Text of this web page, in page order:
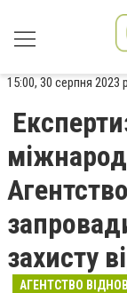
15:00, 30 серпня 2023 р.
захисту
АГЕНТСТВО